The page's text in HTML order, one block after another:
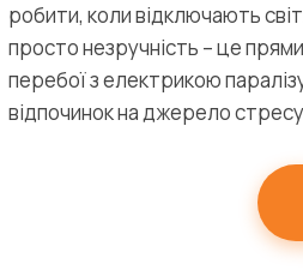
робити, коли відключають
просто незручність – це
перебої з електрикою
відпочинок на джерело